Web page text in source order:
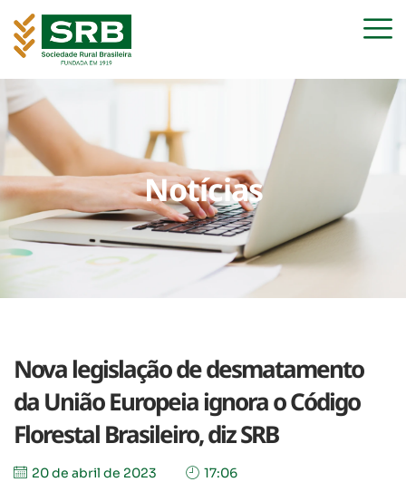
Notícias
Nova legislação de desmatamento
da União Europeia ignora o Código
Florestal Brasileiro, diz SRB
20 de abril de 2023 17:06